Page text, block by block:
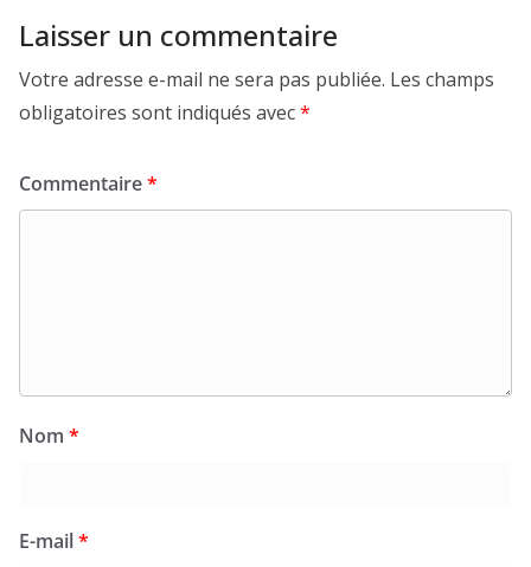
Laisser un commentaire
Votre adresse e-mail ne sera pas publiée. Les champs
obligatoires sont indiqués avec*
Commentaire*
Nom *
E-mail*